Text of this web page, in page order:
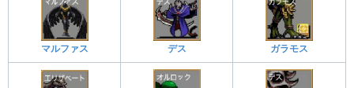
マルファス デス ガラモス